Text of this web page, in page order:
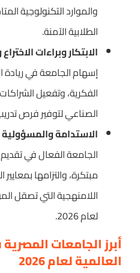
والموارد التكنولوجية
الطلابية الآمنة.
الابتكار وبراءات
إسهام الجامعة في ريادة
الفكرية، وتفعيل
الصناعي لتوفير فرص
الاستدامة
الجامعة الفعال في
مبتكرة، والتزامها
اللامنهجية التي تصقل
لعام 2026.
أبرز الجامعات
العالمية لعام 2026